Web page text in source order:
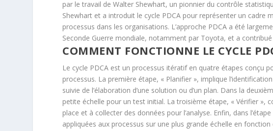
par le travail de Walter Shewhart, un pionnier du contrôle
Shewhart et a introduit le cycle PDCA pour représenter un cadre
processus dans les organisations. L’approche PDCA a été
Seconde Guerre mondiale, notamment par Toyota, et a
COMMENT FONCTIONNE LE CYCLE
Le cycle PDCA est un processus itératif en quatre étapes conçu
processus. La première étape, « Planifier », implique
suivie de l’élaboration d’une solution ou d’un plan. Dans la
petite échelle pour un test initial. La troisième étape, « Vérifier »,
place et à collecter des données pour l’analyse. Enfin, dans
appliquées aux processus sur une plus grande échelle en